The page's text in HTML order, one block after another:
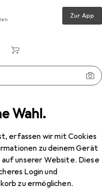
Wahl.
erfassen wir mit Cookies
zu deinem Gerät
unserer Website. Diese
Login und
zu ermöglichen.
Zur App
Flasche zaubern
Flasche zaubern
Pausch, 2019